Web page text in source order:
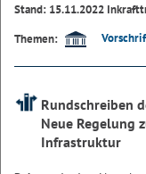
Stand: 15.11.2022
Themen:
Rundschreiben
Neue Regelung
Infrastruktur